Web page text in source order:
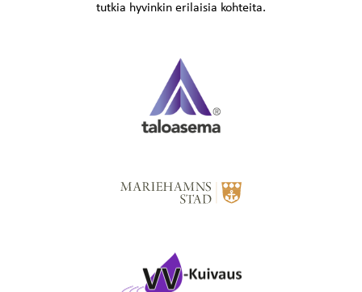
tutkia hyvinkin erilaisia kohteita.